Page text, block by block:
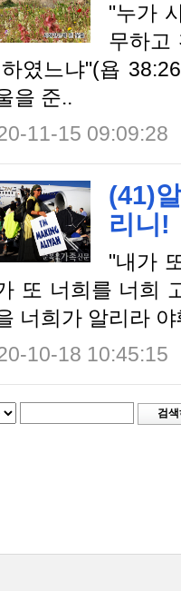
"누가
무하고
였느냐"(욥
을 준..
11-15 09:09:28
(41)
리니!
"내가
또 너희를 너희
너희가 알리라
10-18 10:45:15
검